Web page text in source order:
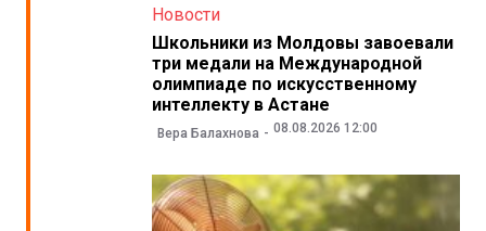
Новости
Школьники из Молдовы завоевали
три медали на Международной
олимпиаде по искусственному
интеллекту в Астане
Вера Балахнова 08.08.2026 12:00